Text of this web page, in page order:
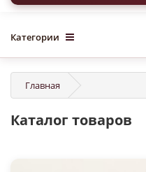
Категории
Главная
Каталог товаров